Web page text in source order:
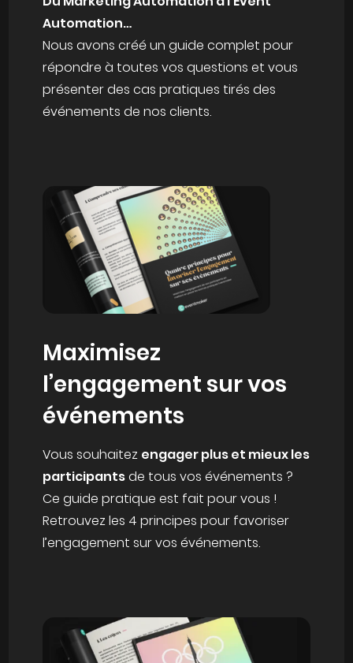
Automation…
Nous avons créé un guide complet pour
répondre à toutes vos questions et vous
présenter des cas pratiques tirés des
événements de nos clients.
Maximisez
l’engagement sur vos
événements
Vous souhaitez engager plus et mieux les
participantsde tous vos événements ?
Ce guide pratique est fait pour vous !
Retrouvez les 4 principes pour favoriser
l’engagement sur vos événements.